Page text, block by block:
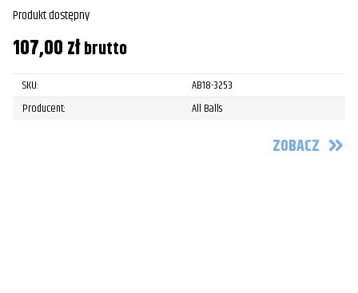
Produkt dostępny
107,00złbrutto
SKU:
AB18-3253
Producent:
All Balls
ZOBACZ